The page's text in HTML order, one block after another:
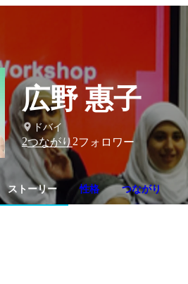
広野 惠子
ドバイ
2つながり2フォロワー
ストーリー 性格 つながり